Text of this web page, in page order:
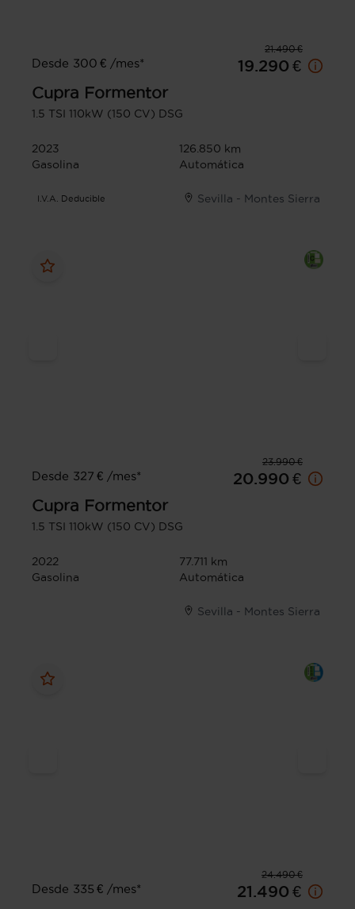
21.490 €
Desde 300 € /mes*
19.290 €
Cupra Formentor
1.5 TSI 110kW (150 CV) DSG
2023
126.850 km
Gasolina
Automática
I.V.A. Deducible Sevilla - Montes Sierra
23.990 €
Desde 327 € /mes*
20.990 €
Cupra Formentor
1.5 TSI 110kW (150 CV) DSG
2022
77.711 km
Gasolina
Automática
Sevilla - Montes Sierra
24.490 €
Desde 335 € /mes*
21.490 €